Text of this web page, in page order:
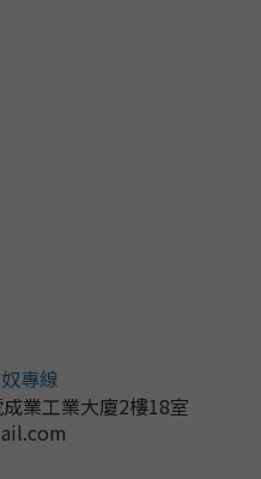
專線
業工業大廈2樓18室